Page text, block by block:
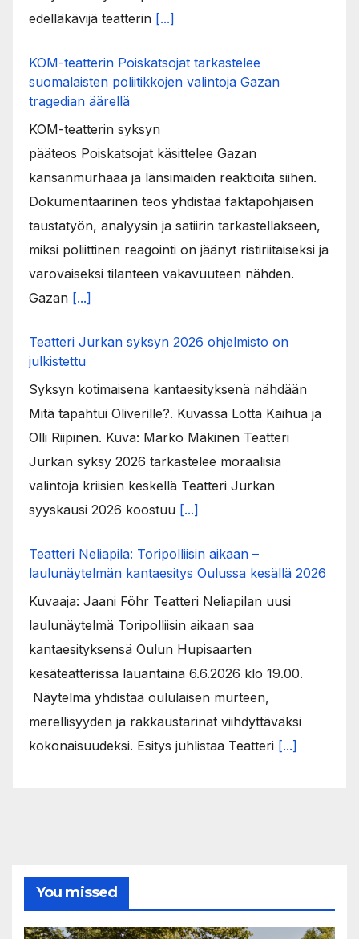
edelläkävijä teatterin [...]
KOM-teatterin Poiskatsojat tarkastelee
suomalaisten poliitikkojen valintoja Gazan
tragedian äärellä
KOM-teatterin syksyn
pääteos Poiskatsojat käsittelee Gazan
kansanmurhaaa ja länsimaiden reaktioita siihen.
Dokumentaarinen teos yhdistää faktapohjaisen
taustatyön, analyysin ja satiirin tarkastellakseen,
miksi poliittinen reagointi on jäänyt ristiriitaiseksi ja
varovaiseksi tilanteen vakavuuteen nähden.
Gazan [...]
Teatteri Jurkan syksyn 2026 ohjelmisto on
julkistettu
Syksyn kotimaisena kantaesityksenä nähdään
Mitä tapahtui Oliverille?. Kuvassa Lotta Kaihua ja
Olli Riipinen. Kuva: Marko Mäkinen Teatteri
Jurkan syksy 2026 tarkastelee moraalisia
valintoja kriisien keskellä Teatteri Jurkan
syyskausi 2026 koostuu [...]
Teatteri Neliapila: Toripolliisin aikaan –
laulunäytelmän kantaesitys Oulussa kesällä 2026
Kuvaaja: Jaani Föhr Teatteri Neliapilan uusi
laulunäytelmä Toripolliisin aikaan saa
kantaesityksensä Oulun Hupisaarten
kesäteatterissa lauantaina 6.6.2026 klo 19.00.
Näytelmä yhdistää oululaisen murteen,
merellisyyden ja rakkaustarinat viihdyttäväksi
kokonaisuudeksi. Esitys juhlistaa Teatteri [...]
You missed